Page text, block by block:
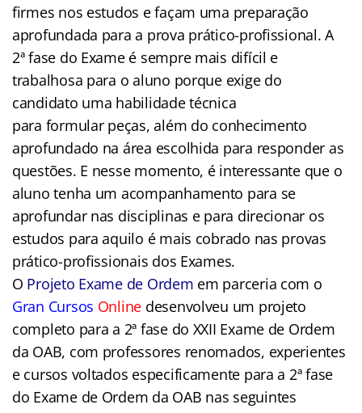
firmes nos estudos e façam uma preparação
aprofundada para a prova prático-profissional. A
2ª fase do Exame é sempre mais difícil e
trabalhosa para o aluno porque exige do
candidato uma habilidade técnica
para formular peças, além do conhecimento
aprofundado na área escolhida para responder as
questões. E nesse momento, é interessante que o
aluno tenha um acompanhamento para se
aprofundar nas disciplinas e para direcionar os
estudos para aquilo é mais cobrado nas provas
prático-profissionais dos Exames.
O Projeto Exame de Ordem em parceria com o
Gran Cursos Online desenvolveu um projeto
completo para a 2ª fase do XXII Exame de Ordem
da OAB, com professores renomados, experientes
e cursos voltados especificamente para a 2ª fase
do Exame de Ordem da OAB nas seguintes